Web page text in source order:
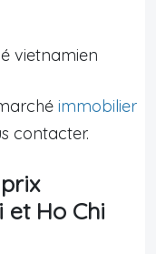
vietnamien
immobilier
contacter.
Ho Chi